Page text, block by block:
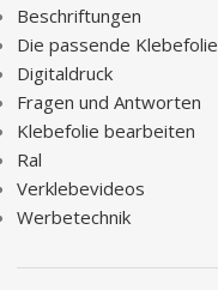
Beschriftungen
Die passende Klebefolie
Digitaldruck
Fragen und Antworten
Klebefolie bearbeiten
Ral
Verklebevideos
Werbetechnik